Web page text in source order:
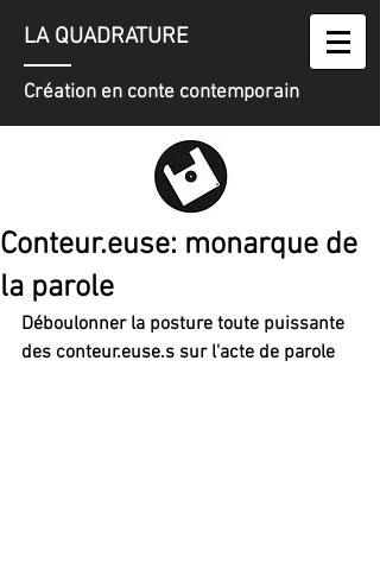
LA QUADRATURE
Création en conte contemporain
Conteur.euse: monarque de
la parole
Déboulonner la posture toute puissante
des conteur.euse.s sur l'acte de parole